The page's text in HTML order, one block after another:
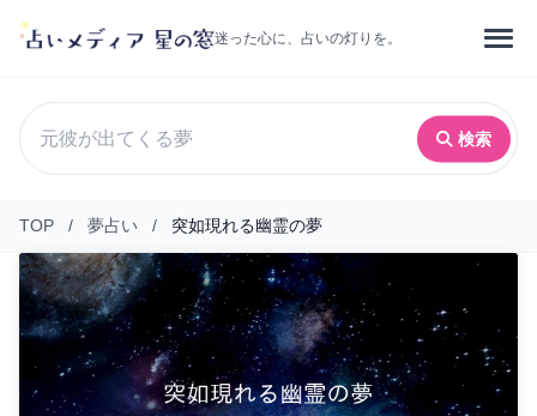
迷った心に、占いの灯りを。
検索
TOP / 夢占い / 突如現れる幽霊の夢